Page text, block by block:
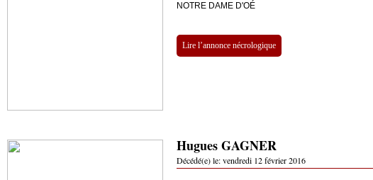
NOTRE DAME D'OÉ
Lire l’annonce nécrologique
Hugues GAGNER
Décédé(e) le:vendredi 12 février 2016